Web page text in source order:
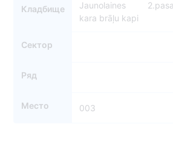
Кладбище
Jaunolaines
kara brāļu kapi
Сектор
Ряд
Место 003